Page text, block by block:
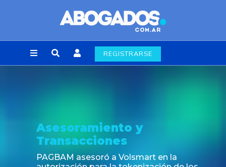
REGISTRARSE
Asesoramiento y
Transacciones
PAGBAM asesoró a Volsmart en la